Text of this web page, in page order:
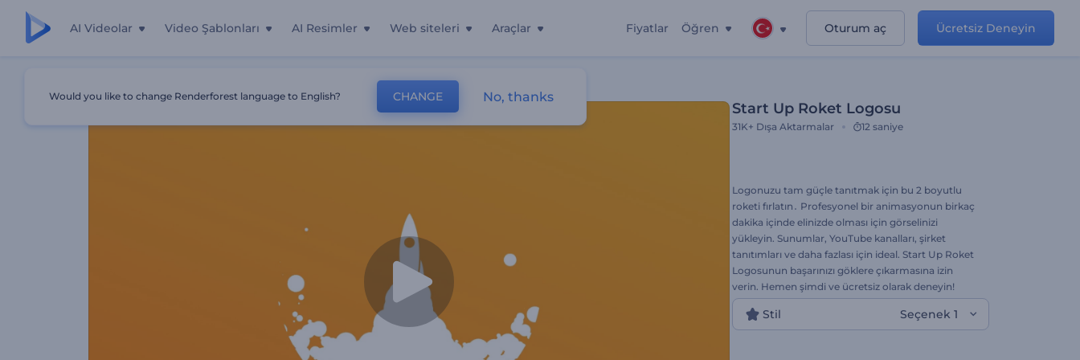
AI Videolar Video Şablonları AI Resimler Web siteleri Araçlar Fiyatlar Öğren Oturum aç Ücretsiz Deneyin
Start Up Roket Logosu
31K+ Dışa Aktarmalar 12 saniye
Logonuzu tam güçle tanıtmak için bu 2 boyutlu
roketi fırlatın․ Profesyonel bir animasyonun birkaç
dakika içinde elinizde olması için görselinizi
yükleyin. Sunumlar, YouTube kanalları, şirket
tanıtımları ve daha fazlası için ideal. Start Up Roket
Logosunun başarınızı göklere çıkarmasına izin
verin. Hemen şimdi ve ücretsiz olarak deneyin!
Stil Seçenek 1
Would you like to change Renderforest language to English? CHANGE No, thanks